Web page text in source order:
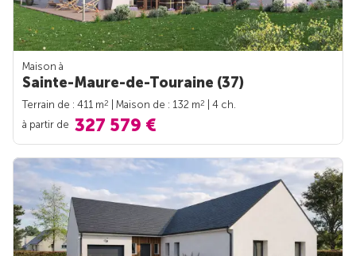
Maison à
Sainte-Maure-de-Touraine (37)
Terrain de : 411 m2 | Maison de : 132 m2
| 4 ch.
à partir de 327 579 €